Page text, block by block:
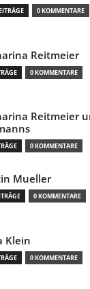
0 KOMMENTARE
Reitmeier
0 KOMMENTARE
Reitmeier
0 KOMMENTARE
Mueller
0 KOMMENTARE
Klein
0 KOMMENTARE